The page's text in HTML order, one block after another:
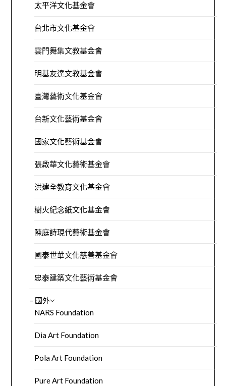
太平洋文化基金會
台北市文化基金會
雲門舞集文教基金會
明基友達文教基金會
臺灣藝術文化基金會
台新文化藝術基金會
國家文化藝術基金會
張啟華文化藝術基金會
洪建全教育文化基金會
樹火紀念紙文化基金會
陳庭詩現代藝術基金會
國泰世華文化慈善基金會
忠泰建築文化藝術基金會
– 國外
NARS Foundation
Dia Art Foundation
Pola Art Foundation
Pure Art Foundation